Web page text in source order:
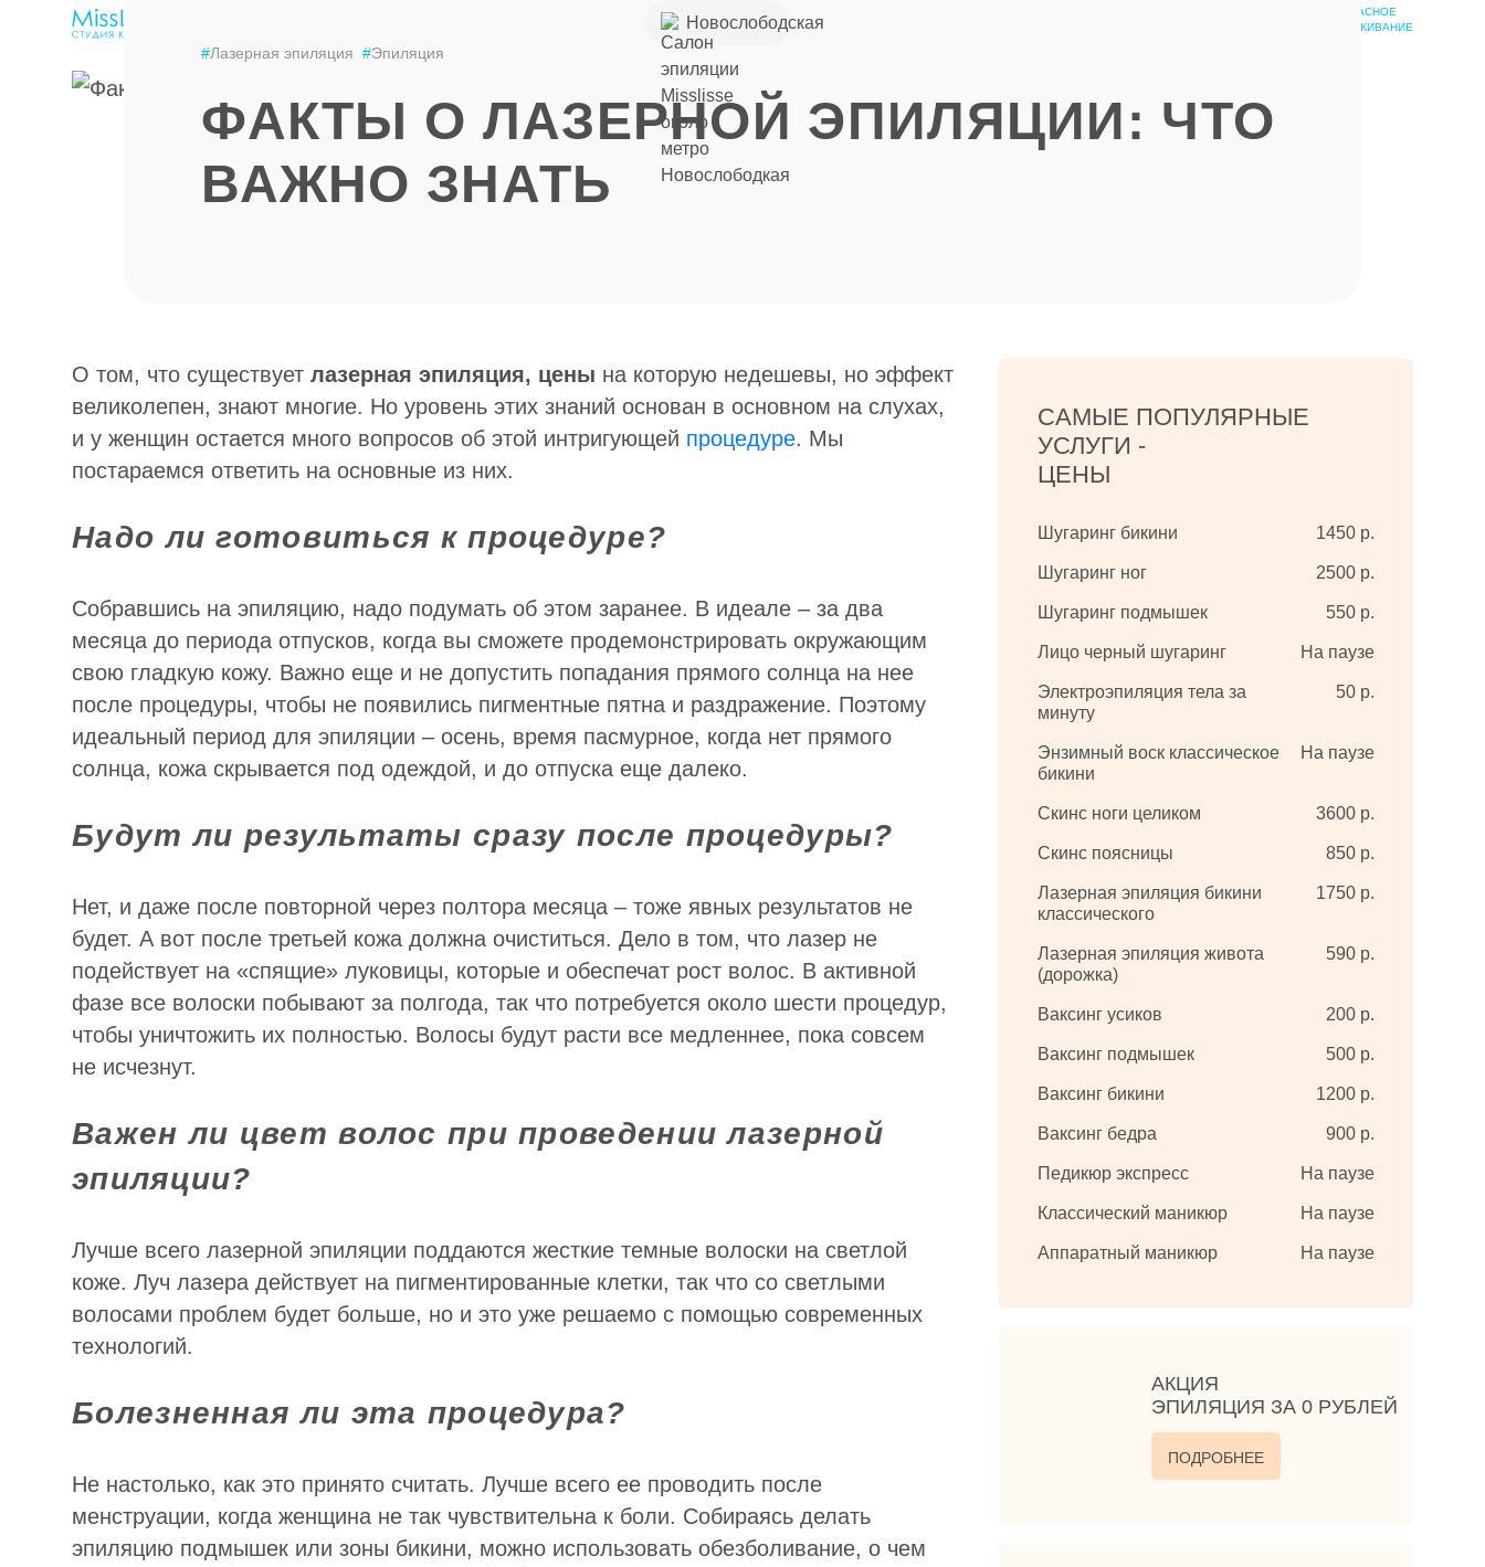
Новослободская+7 (926) 852-
БЕЗОПАСНОЕ
ОБСЛУЖИВАНИЕ
#Лазерная эпиляция #Эпиляция
ФАКТЫ О ЛАЗЕРНОЙ ЭПИЛЯЦИИ: ЧТО
ВАЖНО ЗНАТЬ
О том, что существует лазерная эпиляция, цены на которую недешевы, но эффект
великолепен, знают многие. Но уровень этих знаний основан в основном на слухах,
и у женщин остается много вопросов об этой интригующей процедуре. Мы
постараемся ответить на основные из них.
Надо ли готовиться к процедуре?
Собравшись на эпиляцию, надо подумать об этом заранее. В идеале – за два
месяца до периода отпусков, когда вы сможете продемонстрировать окружающим
свою гладкую кожу. Важно еще и не допустить попадания прямого солнца на нее
после процедуры, чтобы не появились пигментные пятна и раздражение. Поэтому
идеальный период для эпиляции – осень, время пасмурное, когда нет прямого
солнца, кожа скрывается под одеждой, и до отпуска еще далеко.
Будут ли результаты сразу после процедуры?
Нет, и даже после повторной через полтора месяца – тоже явных результатов не
будет. А вот после третьей кожа должна очиститься. Дело в том, что лазер не
подействует на «спящие» луковицы, которые и обеспечат рост волос. В активной
фазе все волоски побывают за полгода, так что потребуется около шести процедур,
чтобы уничтожить их полностью. Волосы будут расти все медленнее, пока совсем
не исчезнут.
Важен ли цвет волос при проведении лазерной
эпиляции?
Лучше всего лазерной эпиляции поддаются жесткие темные волоски на светлой
коже. Луч лазера действует на пигментированные клетки, так что со светлыми
волосами проблем будет больше, но и это уже решаемо с помощью современных
технологий.
Болезненная ли эта процедура?
Не настолько, как это принято считать. Лучше всего ее проводить после
менструации, когда женщина не так чувствительна к боли. Собираясь делать
эпиляцию подмышек или зоны бикини, можно использовать обезболивание, о чем
САМЫЕ ПОПУЛЯРНЫЕ
УСЛУГИ -
ЦЕНЫ
Шугаринг бикини 1450 р.
Шугаринг ног 2500 р.
Шугаринг подмышек 550 р.
Лицо черный шугаринг На паузе
Электроэпиляция тела за
минуту
50 р.
Энзимный воск классическое
бикини
На паузе
Скинс ноги целиком 3600 р.
Скинс поясницы 850 р.
Лазерная эпиляция бикини
классического
1750 р.
Лазерная эпиляция живота
(дорожка)
590 р.
Ваксинг усиков 200 р.
Ваксинг подмышек 500 р.
Ваксинг бикини 1200 р.
Ваксинг бедра 900 р.
Педикюр экспресс На паузе
Классический маникюр На паузе
Аппаратный маникюр На паузе
АКЦИЯ
ЭПИЛЯЦИЯ ЗА 0 РУБЛЕЙ
ПОДРОБНЕЕ